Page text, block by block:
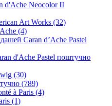
d'Ache Neocolor II
Art Works (32)
(4)
Caran d’Ache Pastel
d'Ache Pastel поштучно
(30)
(789)
à Paris (4)
(1)